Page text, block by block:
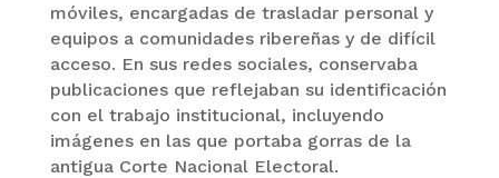
móviles, encargadas de trasladar personal y
equipos a comunidades ribereñas y de difícil
acceso. En sus redes sociales, conservaba
publicaciones que reflejaban su identificación
con el trabajo institucional, incluyendo
imágenes en las que portaba gorras de la
antigua Corte Nacional Electoral.